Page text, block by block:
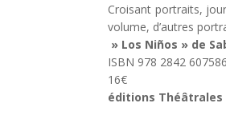
Croisant portraits,
volume, d’autres
» Los Niños » de
ISBN 978 2842 607586
16€
éditions Théâtrales